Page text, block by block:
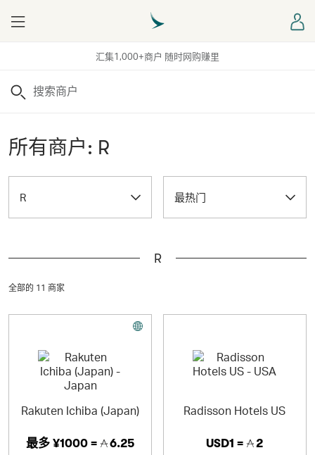
汇集1,000+商户 随时网购赚里
Menu
搜索
所有商户: R
R 最热门
R
全部的 11 商家
Rakuten Ichiba (Japan)
最多 ¥1000 = 6.25
Radisson Hotels US
USD1 = 2